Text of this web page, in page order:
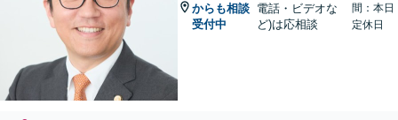
からも相談
受付中
電話・ビデオな
ど)は応相談
間：本日
定休日